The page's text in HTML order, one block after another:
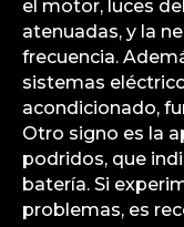
el motor, luces
atenuadas, y la
frecuencia.
sistemas
acondicionado,
Otro signo es la
podridos, que
batería. Si
problemas, es